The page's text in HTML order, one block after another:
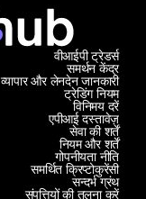
समर्थन केंद्र
व्यापार और लेनदेन जानकारी
वीआईपी ट्रेडर्स
ट्रेडिंग नियम
विनिमय दरें
एपीआई दस्तावेज़
सेवा की शर्तें
नियम और शर्तें
गोपनीयता नीति
समर्थित क्रिप्टोकुरेंसी
सन्दर्भ ग्रंथ
संपत्तियों की तुलना करें